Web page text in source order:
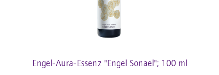
Engel-Aura-Essenz "Engel Sonael"; 100 ml